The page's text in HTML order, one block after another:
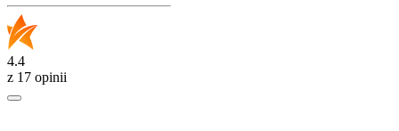
4.4
z 17 opinii